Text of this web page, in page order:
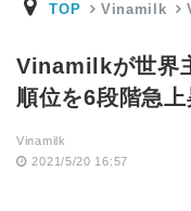
TOP Vinamilk
Vinamilkが世界
順位を6段階急上
Vinamilk
2021/5/20 16:57